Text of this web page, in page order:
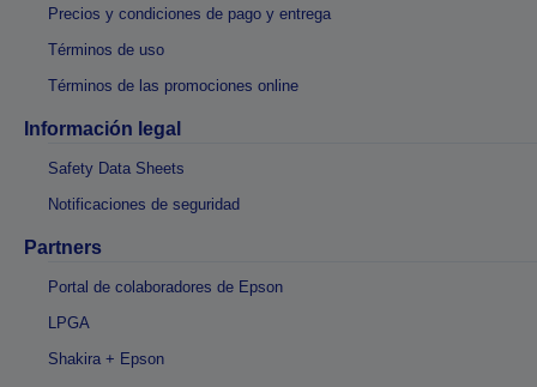
Precios y condiciones de pago y entrega
Términos de uso
Términos de las promociones online
Información legal
Safety Data Sheets
Notificaciones de seguridad
Partners
Portal de colaboradores de Epson
LPGA
Shakira + Epson